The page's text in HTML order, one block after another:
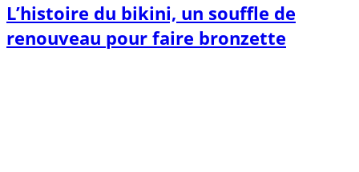
L’histoire du bikini, un souffle de
renouveau pour faire bronzette